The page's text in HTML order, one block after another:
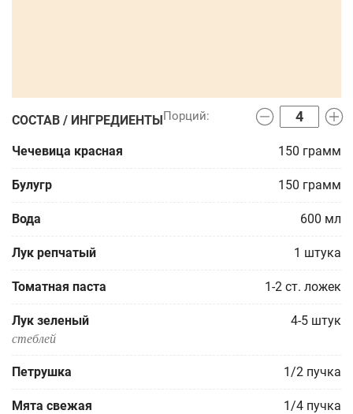
СОСТАВ / ИНГРЕДИЕНТЫ
Чечевица красная 150 грамм
Булугр 150 грамм
Вода 600 мл
Лук репчатый 1 штука
Томатная паста 1-2 ст. ложек
Лук зеленый 4-5 штук
стеблей
Петрушка 1/2 пучка
Мята свежая 1/4 пучка